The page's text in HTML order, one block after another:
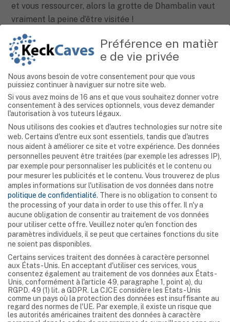
et vous ressourcer, alors la grotte de Dhambalin vaut
vraiment la peine d’être visitée !
Informations sur l’image : Par
Sada Mire
Domaine public,
Lien
Gladysvale Cave –
Une grotte remplie
de brèches
fossilifères à
Johannesburg, en
Afrique du Sud.
La grotte de
Blombos – un site
archéologique en
Afrique du Sud
RELATED POSTS
Préférence en matièr
e de vie privée
Nous avons besoin de votre consentement pour que vous
puissiez continuer à naviguer sur notre site web.
Si vous avez moins de 16 ans et que vous souhaitez donner votre
consentement à des services optionnels, vous devez demander
l'autorisation à vos tuteurs légaux.
Nous utilisons des cookies et d'autres technologies sur notre site
web. Certains d'entre eux sont essentiels, tandis que d'autres
nous aident à améliorer ce site et votre expérience. Des données
personnelles peuvent être traitées (par exemple les adresses IP),
par exemple pour personnaliser les publicités et le contenu ou
pour mesurer les publicités et le contenu. Vous trouverez de plus
amples informations sur l'utilisation de vos données dans notre
politique de confidentialité. There is no obligation to consent to
the processing of your data in order to use this offer.
Il n'y a
aucune obligation de consentir au traitement de vos données
pour utiliser cette offre. Veuillez noter qu'en fonction des
paramètres individuels, il se peut que certaines fonctions du site
ne soient pas disponibles.
Certains services traitent des données à caractère personnel
aux États-Unis. En acceptant d'utiliser ces services, vous
consentez également au traitement de vos données aux États-
Unis, conformément à l'article 49, paragraphe 1, point a), du
RGPD. 49 (1) lit. a GDPR. La CJCE considère les États-Unis
comme un pays où la protection des données est insuffisante au
regard des normes de l'UE. Par exemple, il existe un risque que
les autorités américaines traitent des données à caractère